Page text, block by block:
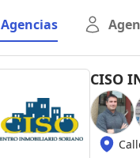
Agencias
CISO